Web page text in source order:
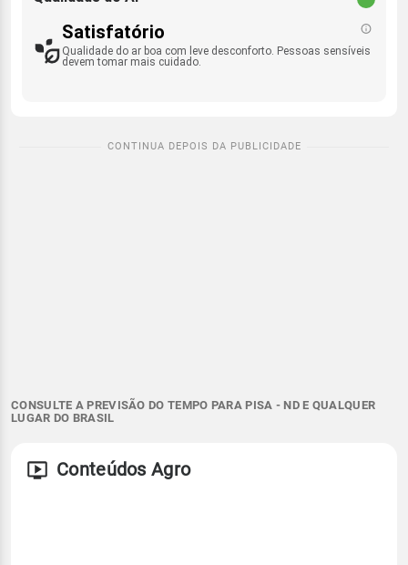
Satisfatório
Qualidade do ar boa com leve desconforto. Pessoas sensíveis
devem tomar mais cuidado.
CONSULTE A PREVISÃO DO TEMPO PARA PISA - ND E QUALQUER
LUGAR DO BRASIL
Conteúdos Agro